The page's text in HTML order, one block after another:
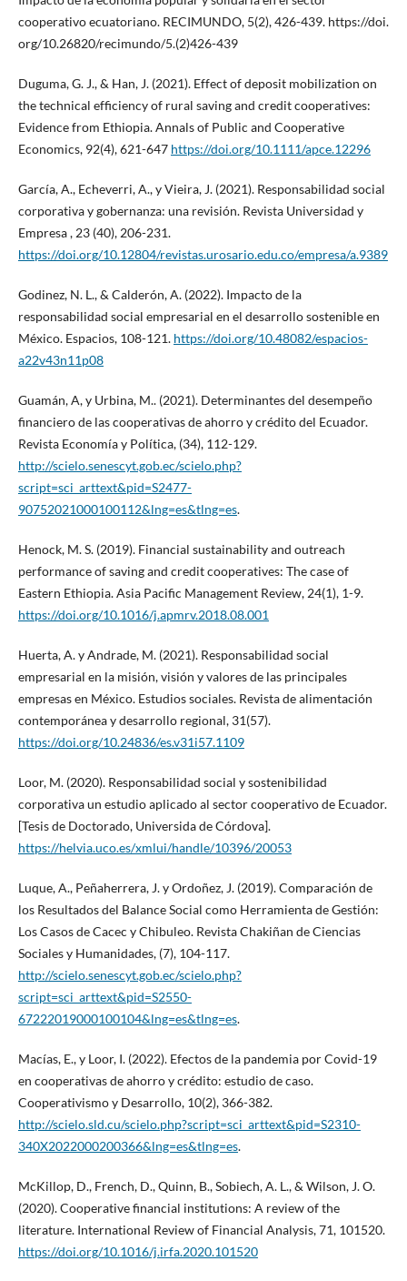
cooperativo ecuatoriano. RECIMUNDO, 5(2), 426-439. https://doi.
org/10.26820/recimundo/5.(2)426-439
Duguma, G. J., & Han, J. (2021). Effect of deposit mobilization on
the technical efficiency of rural saving and credit cooperatives:
Evidence from Ethiopia. Annals of Public and Cooperative
Economics, 92(4), 621-647 https://doi.org/10.1111/apce.12296
García, A., Echeverri, A., y Vieira, J. (2021). Responsabilidad social
corporativa y gobernanza: una revisión. Revista Universidad y
Empresa , 23 (40), 206-231.
https://doi.org/10.12804/revistas.urosario.edu.co/empresa/a.9389
Godinez, N. L., & Calderón, A. (2022). Impacto de la
responsabilidad social empresarial en el desarrollo sostenible en
México. Espacios, 108-121. https://doi.org/10.48082/espacios-
a22v43n11p08
Guamán, A, y Urbina, M.. (2021). Determinantes del desempeño
financiero de las cooperativas de ahorro y crédito del Ecuador.
Revista Economía y Política, (34), 112-129.
http://scielo.senescyt.gob.ec/scielo.php?
script=sci_arttext&pid=S2477-
90752021000100112&lng=es&tlng=es.
Henock, M. S. (2019). Financial sustainability and outreach
performance of saving and credit cooperatives: The case of
Eastern Ethiopia. Asia Pacific Management Review, 24(1), 1-9.
https://doi.org/10.1016/j.apmrv.2018.08.001
Huerta, A. y Andrade, M. (2021). Responsabilidad social
empresarial en la misión, visión y valores de las principales
empresas en México. Estudios sociales. Revista de alimentación
contemporánea y desarrollo regional, 31(57).
https://doi.org/10.24836/es.v31i57.1109
Loor, M. (2020). Responsabilidad social y sostenibilidad
corporativa un estudio aplicado al sector cooperativo de Ecuador.
[Tesis de Doctorado, Universida de Córdova].
https://helvia.uco.es/xmlui/handle/10396/20053
Luque, A., Peñaherrera, J. y Ordoñez, J. (2019). Comparación de
los Resultados del Balance Social como Herramienta de Gestión:
Los Casos de Cacec y Chibuleo. Revista Chakiñan de Ciencias
Sociales y Humanidades, (7), 104-117.
http://scielo.senescyt.gob.ec/scielo.php?
script=sci_arttext&pid=S2550-
67222019000100104&lng=es&tlng=es.
Macías, E., y Loor, I. (2022). Efectos de la pandemia por Covid-19
en cooperativas de ahorro y crédito: estudio de caso.
Cooperativismo y Desarrollo, 10(2), 366-382.
http://scielo.sld.cu/scielo.php?script=sci_arttext&pid=S2310-
340X2022000200366&lng=es&tlng=es.
McKillop, D., French, D., Quinn, B., Sobiech, A. L., & Wilson, J. O.
(2020). Cooperative financial institutions: A review of the
literature. International Review of Financial Analysis, 71, 101520.
https://doi.org/10.1016/j.irfa.2020.101520